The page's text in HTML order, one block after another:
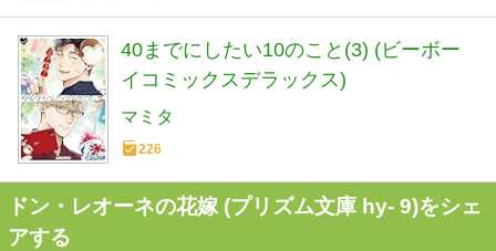
40までにしたい10のこと(3) (ビーボー
イコミックスデラックス)
マミタ
226
ドン・レオーネの花嫁 (プリズム文庫 hy- 9)をシェ
アする